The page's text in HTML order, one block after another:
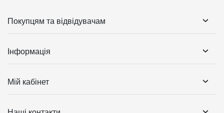
Покупцям та відвідувачам
Інформація
Мій кабінет